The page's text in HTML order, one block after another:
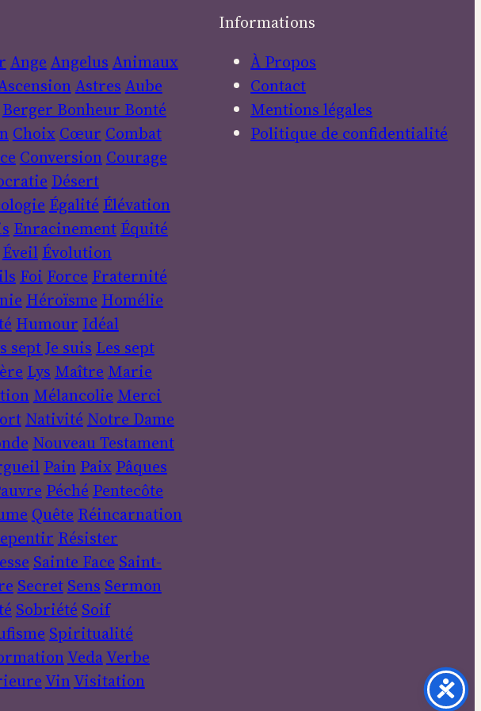
Ange Angelus Animaux
Astres Aube
Berger Bonheur Bonté
Choix Cœur Combat
Conversion Courage
Désert
Égalité Élévation
Enracinement Équité
Éveil Évolution
Foi Force Fraternité
Héroïsme Homélie
Humour Idéal
sept Je suis Les sept
Lys Maître Marie
Mélancolie Merci
Nativité Notre Dame
Nouveau Testament
Pain Paix Pâques
Péché Pentecôte
Quête Réincarnation
Résister
Sainte Face Saint-
Secret Sens Sermon
Sobriété Soif
Spiritualité
VedaVerbe
VinVisitation
Informations
À Propos
Contact
Mentions légales
Politique de confidentialité